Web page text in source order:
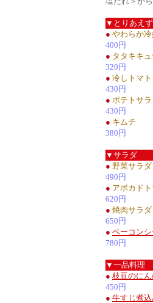
▼とりあえず
● やわらか
400円
● タタキキ
320円
● 冷しトマト
430円
● ポテトサ
430円
● キムチ
380円
▼サラダ
● 野菜サラダ
490円
● アボカド
620円
● 焼肉サラダ
650円
● ベーコン
780円
▼一品料理
● 枝豆のに
450円
● 牛すじ煮